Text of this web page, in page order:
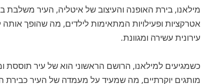
מילאנו, בירת האופנה והעיצוב של איטליה, העיר
אטרקציות ופעילויות המתאימות לילדים, מה שהופך
עירונית עשירה ומגוונת.
כשמגיעים למילאנו, הרושם הראשוני הוא של עיר תוססת
מותגים יוקרתיים, מה שמעיד על מעמדה של העיר